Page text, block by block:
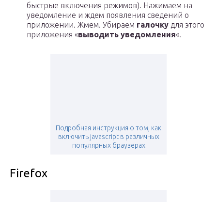
быстрые включения режимов). Нажимаем на
уведомление и ждем появления сведений о
приложении. Жмем. Убираем галочку для этого
приложения «выводить уведомления«.
Подробная инструкция о том, как
включить javascript в различных
популярных браузерах
Firefox